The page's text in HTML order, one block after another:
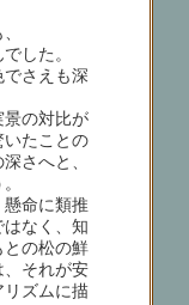
した。
さえも深
景の対比が
いたことの
さへと、
命に類推
はなく、知
との松の鮮
、それが安
リズムに描